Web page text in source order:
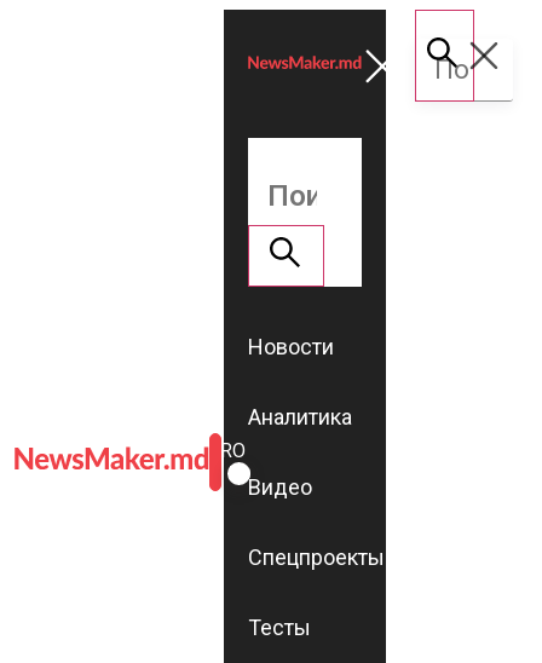
ROMÂNĂ
RU
Новости
Аналитика
Видео
Спецпроекты
Тесты